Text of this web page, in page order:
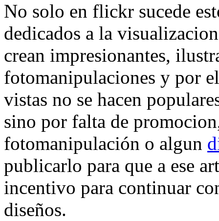
No solo en flickr sucede
dedicados a la
crean impresionantes,
fotomanipulaciones y por
vistas no se hacen
sino por falta de
fotomanipulación o algun
publicarlo para que a ese
incentivo para continuar
diseños.